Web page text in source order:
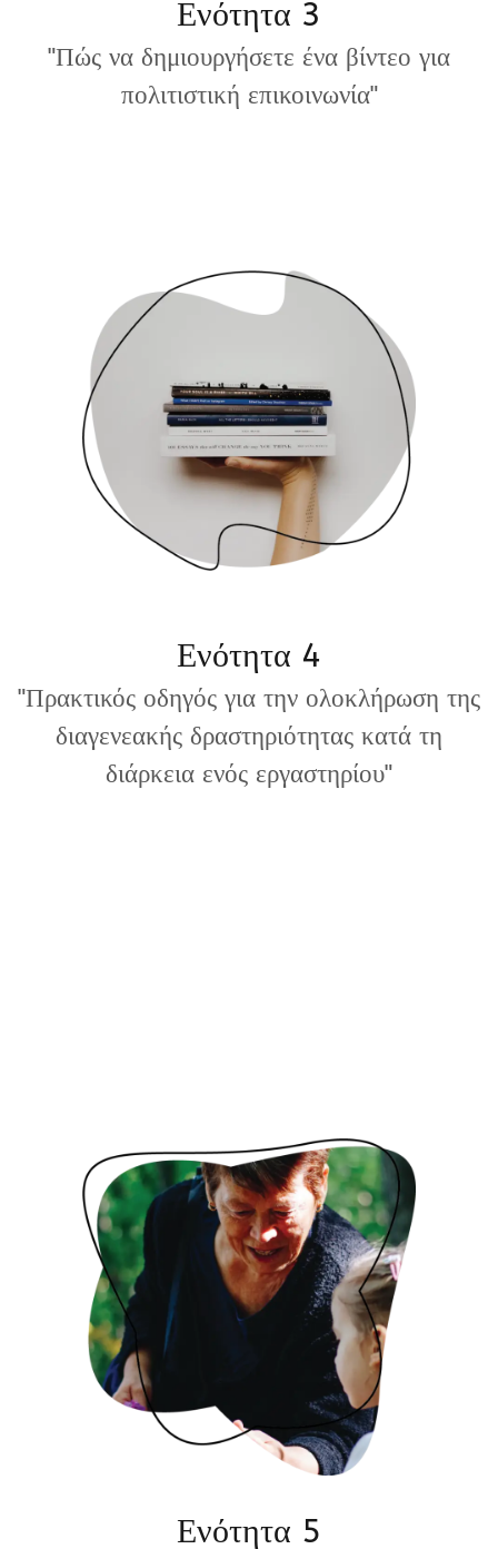
Ενότητα 3
"Πώς να δημιουργήσετε ένα βίντεο για
πολιτιστική επικοινωνία"
Ενότητα 4
"Πρακτικός οδηγός για την ολοκλήρωση της
διαγενεακής δραστηριότητας κατά τη
διάρκεια ενός εργαστηρίου"
Ενότητα 5